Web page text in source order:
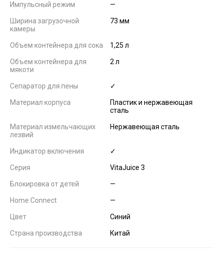
Импульсный режим —
Ширина загрузочной
камеры
73 мм
Объем контейнера для сока 1,25 л
Объем контейнера для
мякоти
2 л
Сепаратор для пены ✓
Материал корпуса
Пластик и нержавеющая
сталь
Материал измельчающих
лезвий
Нержавеющая сталь
Индикатор включения ✓
Серия VitaJuice 3
Блокировка от детей —
Home Connect —
Цвет Синий
Страна производства Китай